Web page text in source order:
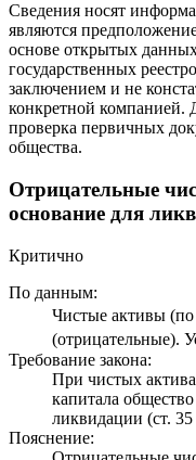
Сведения носят
являются
основе открытых
государственных
заключением и не
конкретной компанией.
проверка первичных
общества.
Отрицательные
основание для
Критично
По данным:
Чистые активы (по
(отрицательные).
Требование закона:
При чистых
капитала
ликвидации (ст.
Пояснение: